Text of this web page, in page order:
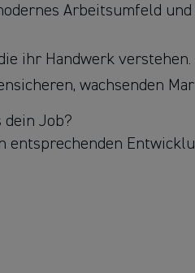
Arbeitsumfeld
ihr Handwerk verstehen.
wachsenden
dein Job?
entsprechenden